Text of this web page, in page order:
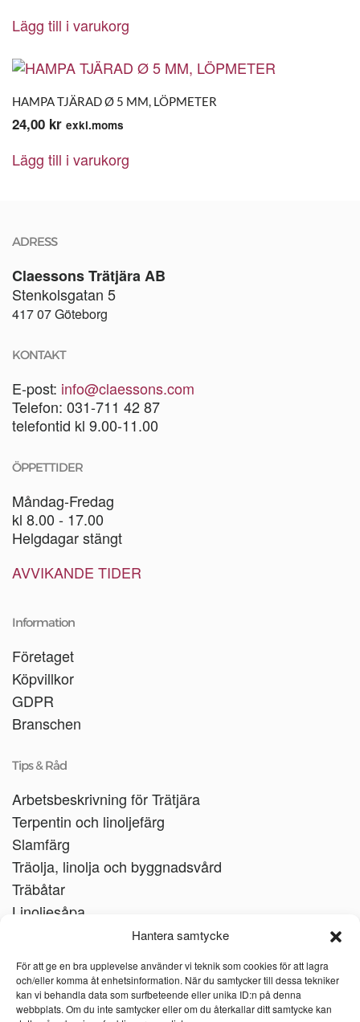
Hantera samtycke
För att ge en bra upplevelse använder vi teknik som cookies för att lagra
och/eller komma åt enhetsinformation. När du samtycker till dessa tekniker
kan vi behandla data som surfbeteende eller unika ID:n på denna
webbplats. Om du inte samtycker eller om du återkallar ditt samtycke kan
Lägg till i varukorg
HAMPA TJÄRAD Ø 5 MM, LÖPMETER
24,00 kr exkl.moms
Lägg till i varukorg
ADRESS
Claessons Trätjära AB
Stenkolsgatan 5
417 07 Göteborg
KONTAKT
E-post: info@claessons.com
Telefon: 031-711 42 87
telefontid kl 9.00-11.00
ÖPPETTIDER
Måndag-Fredag
kl 8.00 - 17.00
Helgdagar stängt
AVVIKANDE TIDER
Information
Företaget
Köpvillkor
GDPR
Branschen
Tips & Råd
Arbetsbeskrivning för Trätjära
Terpentin och linoljefärg
Slamfärg
Träolja, linolja och byggnadsvård
Träbåtar
Linoljesåpa